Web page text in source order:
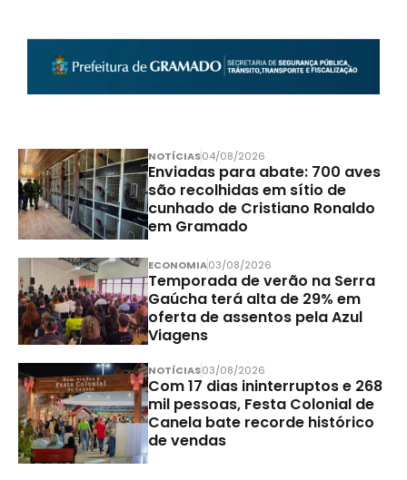
NOTÍCIAS04/08/2026
Enviadas para abate: 700 aves
são recolhidas em sítio de
cunhado de Cristiano Ronaldo
em Gramado
ECONOMIA03/08/2026
Temporada de verão na Serra
Gaúcha terá alta de 29% em
oferta de assentos pela Azul
Viagens
NOTÍCIAS03/08/2026
Com 17 dias ininterruptos e 268
mil pessoas, Festa Colonial de
Canela bate recorde histórico
de vendas